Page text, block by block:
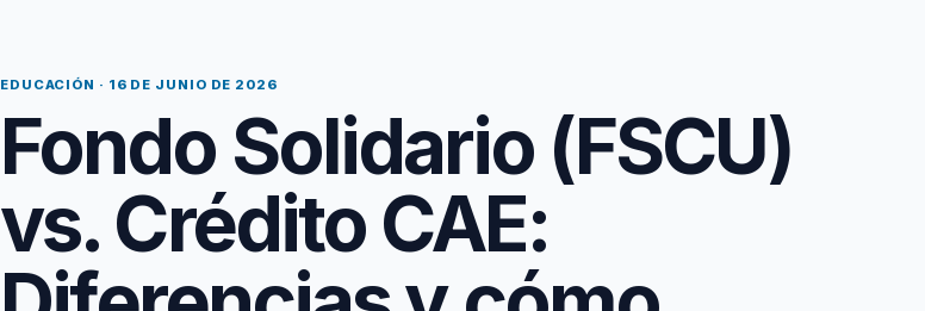
EDUCACIÓN · 16 DE JUNIO DE 2026
Fondo Solidario (FSCU)
vs. Crédito CAE: